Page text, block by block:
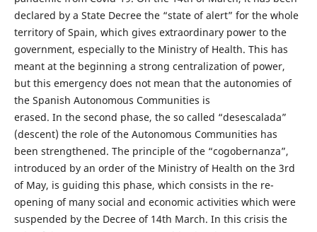
declared by a State Decree the “state of alert” for the whole
territory of Spain, which gives extraordinary power to the
government, especially to the Ministry of Health. This has
meant at the beginning a strong centralization of power,
but this emergency does not mean that the autonomies of
the Spanish Autonomous Communities is
erased. In the second phase, the so called “desescalada”
(descent) the role of the Autonomous Communities has
been strengthened. The principle of the “cogobernanza”,
introduced by an order of the Ministry of Health on the 3rd
of May, is guiding this phase, which consists in the re-
opening of many social and economic activities which were
suspended by the Decree of 14th March. In this crisis the